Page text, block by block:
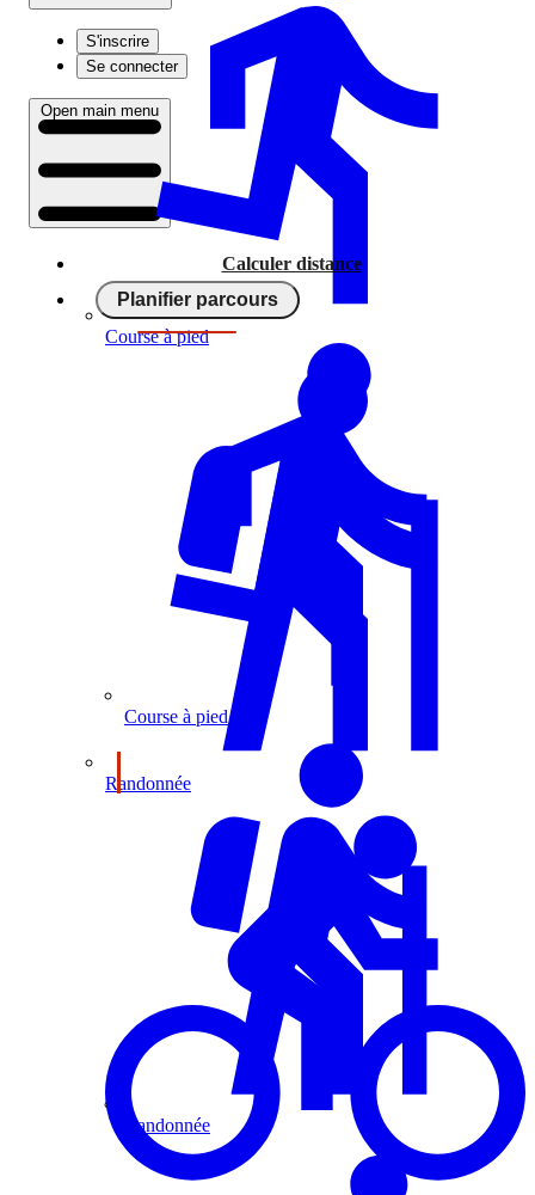
S'inscrire
Se connecter
Open main menu
Calculer distance
Planifier parcours
Course à pied
Randonnée
Course à pied
Randonnée